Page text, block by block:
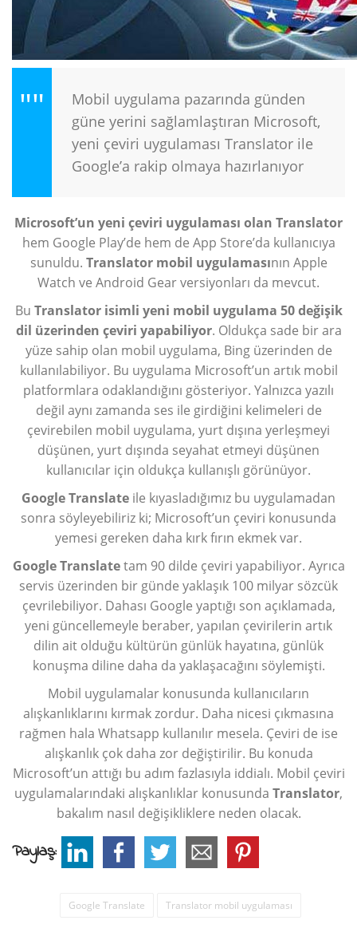
Mobil uygulama pazarında günden
güne yerini sağlamlaştıran Microsoft,
yeni çeviri uygulaması Translator ile
Google’a rakip olmaya hazırlanıyor
Microsoft’un yeni çeviri uygulaması olan Translator
hem Google Play’de hem de App Store’da kullanıcıya
sunuldu. Translator mobil uygulamasının Apple
Watch ve Android Gear versiyonları da mevcut.
Bu Translator isimli yeni mobil uygulama 50 değişik
dil üzerinden çeviri yapabiliyor. Oldukça sade bir ara
yüze sahip olan mobil uygulama, Bing üzerinden de
kullanılabiliyor. Bu uygulama Microsoft’un artık mobil
platformlara odaklandığını gösteriyor. Yalnızca yazılı
değil aynı zamanda ses ile girdiğini kelimeleri de
çevirebilen mobil uygulama, yurt dışına yerleşmeyi
düşünen, yurt dışında seyahat etmeyi düşünen
kullanıcılar için oldukça kullanışlı görünüyor.
Google Translate ile kıyasladığımız bu uygulamadan
sonra söyleyebiliriz ki; Microsoft’un çeviri konusunda
yemesi gereken daha kırk fırın ekmek var.
Google Translatetam 90 dilde çeviri yapabiliyor. Ayrıca
servis üzerinden bir günde yaklaşık 100 milyar sözcük
çevrilebiliyor. Dahası Google yaptığı son açıklamada,
yeni güncellemeyle beraber, yapılan çevirilerin artık
dilin ait olduğu kültürün günlük hayatına, günlük
konuşma diline daha da yaklaşacağını söylemişti.
Mobil uygulamalar konusunda kullanıcıların
alışkanlıklarını kırmak zordur. Daha nicesi çıkmasına
rağmen hala Whatsapp kullanılır mesela. Çeviri de ise
alışkanlık çok daha zor değiştirilir. Bu konuda
Microsoft’un attığı bu adım fazlasıyla iddialı. Mobil çeviri
uygulamalarındaki alışkanlıklar konusunda Translator,
bakalım nasıl değişikliklere neden olacak.
Paylaş:
Google Translate Translator mobil uygulaması